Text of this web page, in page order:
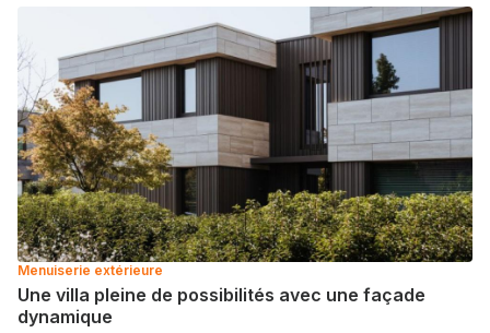
Menuiserie extérieure
Une villa pleine de possibilités avec une façade
dynamique